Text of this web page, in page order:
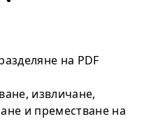
на PDF
извличане,
и преместване на